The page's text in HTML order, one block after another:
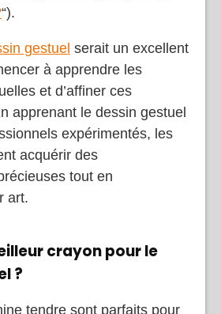
“).
gestuel serait un excellent
à apprendre les
et d’affiner ces
apprenant le dessin gestuel
expérimentés, les
acquérir des
tout en
art.
crayon pour le
?
tendre sont parfaits pour